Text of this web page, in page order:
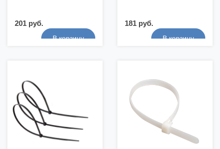
201 руб. 181 руб.